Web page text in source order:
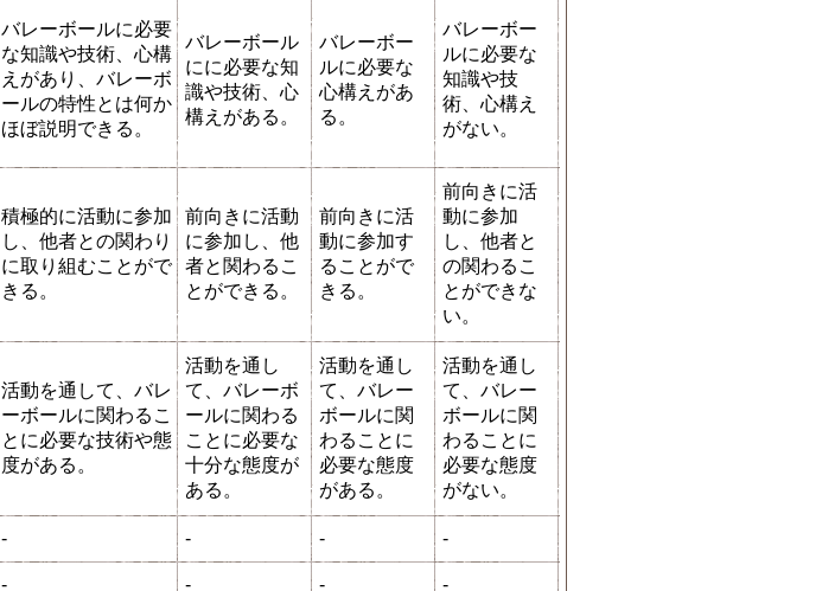
バレーボールに必要
な知識や技術、心構
えがあり、バレーボ
ールの特性とは何か
ほぼ説明できる。
バレーボール
にに必要な知
識や技術、心
構えがある。
バレーボー
ルに必要な
心構えがあ
る。
バレーボー
ルに必要な
知識や技
術、心構え
がない。
積極的に活動に参加
し、他者との関わり
に取り組むことがで
きる。
前向きに活動
に参加し、他
者と関わるこ
とができる。
前向きに活
動に参加す
ることがで
きる。
前向きに活
動に参加
し、他者と
の関わるこ
とができな
い。
活動を通して、バレ
ーボールに関わるこ
とに必要な技術や態
度がある。
活動を通し
て、バレーボ
ールに関わる
ことに必要な
十分な態度が
ある。
活動を通し
て、バレー
ボールに関
わることに
必要な態度
がある。
活動を通し
て、バレー
ボールに関
わることに
必要な態度
がない。
- - - -
- - - -